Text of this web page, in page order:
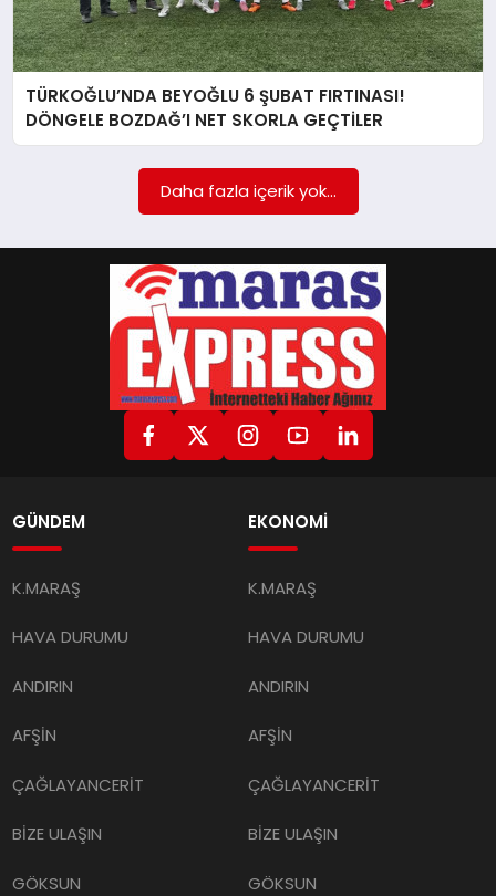
GÖKSUN
TÜRKOĞLU
TÜRKOĞLU’NDA BEYOĞLU 6 ŞUBAT FIRTINASI!
DÖNGELE BOZDAĞ’I NET SKORLA GEÇTİLER
Daha fazla içerik yok...
GÜNDEM
K.MARAŞ
HAVA DURUMU
ANDIRIN
AFŞİN
ÇAĞLAYANCERİT
BİZE ULAŞIN
GÖKSUN
EKONOMİ
K.MARAŞ
HAVA DURUMU
ANDIRIN
AFŞİN
ÇAĞLAYANCERİT
BİZE ULAŞIN
GÖKSUN